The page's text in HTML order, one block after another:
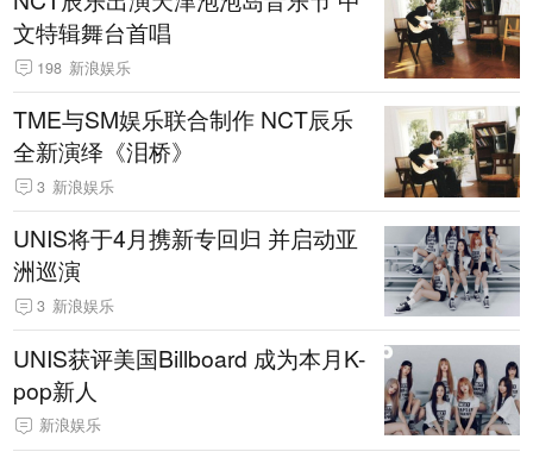
文特辑舞台首唱
198 新浪娱乐
TME与SM娱乐联合制作 NCT辰乐
全新演绎《泪桥》
3 新浪娱乐
UNIS将于4月携新专回归 并启动亚
洲巡演
3 新浪娱乐
UNIS获评美国Billboard 成为本月K-
pop新人
新浪娱乐